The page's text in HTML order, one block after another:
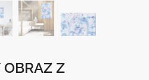
OBRAZ Z